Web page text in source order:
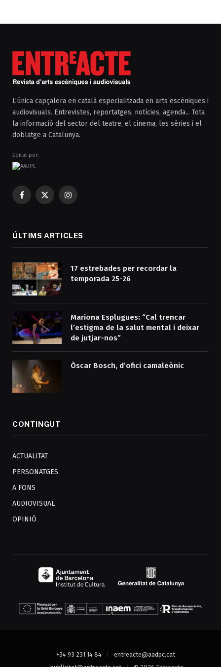
L’única capçalera en català especialitzada en arts escèniques i
audiovisuals. Entrevistes, reportatges, notícies, agenda... Tota
la informació del sector del teatre, el cinema, les sèries i el
doblatge a Catalunya.
Editat per:
Facebook
X
Instagram
ÚLTIMS ARTICLES
17 estrebades per recordar la
temporada 25-26
Mariona Esplugues: “Cal trencar
l’estigma de la salut mental i deixar
de jutjar-nos”
Òscar Bosch, d’ofici camaleònic
CONTINGUT
ACTUALITAT
PERSONATGES
A FONS
AUDIOVISUAL
OPINIÓ
+34 93 231 14 84
entreacte@aadpc.cat